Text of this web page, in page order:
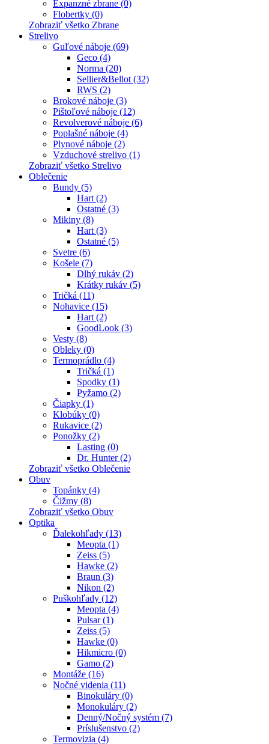
Expanzné zbrane (0)
Flobertky (0)
Zobraziť všetko Zbrane
Strelivo
Guľové náboje (69)
Geco (4)
Norma (20)
Sellier&Bellot (32)
RWS (2)
Brokové náboje (3)
Pištoľové náboje (12)
Revolverové náboje (6)
Poplašné náboje (4)
Plynové náboje (2)
Vzduchové strelivo (1)
Zobraziť všetko Strelivo
Oblečenie
Bundy (5)
Hart (2)
Ostatné (3)
Mikiny (8)
Hart (3)
Ostatné (5)
Svetre (6)
Košele (7)
Dlhý rukáv (2)
Krátky rukáv (5)
Tričká (11)
Nohavice (15)
Hart (2)
GoodLook (3)
Vesty (8)
Obleky (0)
Termoprádlo (4)
Tričká (1)
Spodky (1)
Pyžamo (2)
Čiapky (1)
Klobúky (0)
Rukavice (2)
Ponožky (2)
Lasting (0)
Dr. Hunter (2)
Zobraziť všetko Oblečenie
Obuv
Topánky (4)
Čižmy (8)
Zobraziť všetko Obuv
Optika
Ďalekohľady (13)
Meopta (1)
Zeiss (5)
Hawke (2)
Braun (3)
Nikon (2)
Puškohľady (12)
Meopta (4)
Pulsar (1)
Zeiss (5)
Hawke (0)
Hikmicro (0)
Gamo (2)
Montáže (16)
Nočné videnia (11)
Binokuláry (0)
Monokuláry (2)
Denný/Nočný systém (7)
Príslušenstvo (2)
Termovizia (4)